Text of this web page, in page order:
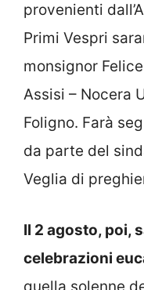
provenienti
Primi Vespri
monsignor
Assisi – Nocera
Foligno. Farà
da parte del
Veglia di
Il 2 agosto, poi,
celebrazioni
quella solenne